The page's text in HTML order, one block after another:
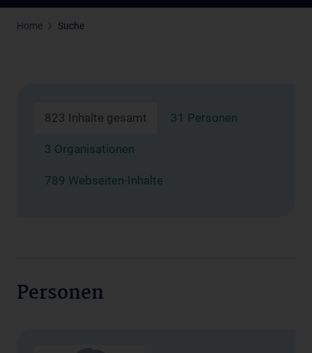
Home Suche
823 Inhalte gesamt 31 Personen
3 Organisationen
789 Webseiten-Inhalte
Personen